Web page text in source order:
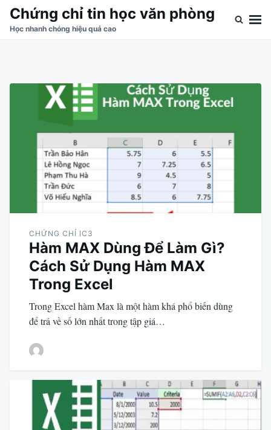
SkipSearch
for:
Chứng chỉ tin học văn phòng
Học nhanh chóng hiệu quả cao
CHỨNG CHỈ IC3
Hàm MAX Dùng Để Làm Gì?
Cách Sử Dụng Hàm MAX
Trong Excel
Trong Excel hàm Max là một hàm khá phổ biến dùng
để trả về số lớn nhất trong tập giá…